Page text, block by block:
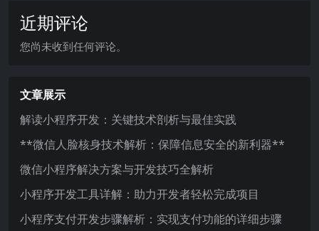
近期评论
您尚未收到任何评论。
文章展示
解读小程序开发：关键技术剖析与最佳实践
**微信人脸核身技术解析：保障信息安全的新利器**
微信小程序解决方案与开发技巧全解析
小程序开发工具详解：助力开发者轻松完成项目
小程序支付开发步骤解析：实现支付功能的详细步骤